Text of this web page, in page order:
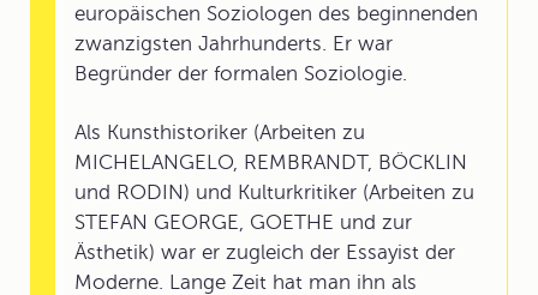
europäischen Soziologen des beginnenden
zwanzigsten Jahrhunderts. Er war
Begründer der formalen Soziologie.
Als Kunsthistoriker (Arbeiten zu
MICHELANGELO, REMBRANDT, BÖCKLIN
und RODIN) und Kulturkritiker (Arbeiten zu
STEFAN GEORGE, GOETHE und zur
Ästhetik) war er zugleich der Essayist der
Moderne. Lange Zeit hat man ihn als